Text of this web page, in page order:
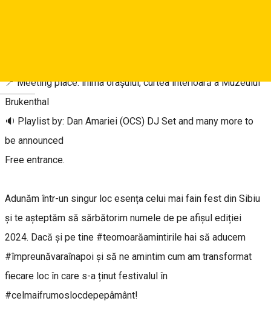
Deutsch
📍 Meeting place: inima orașului, curtea interioară a Muzeului
Brukenthal
🔉 Playlist by: Dan Amariei (OCS) DJ Set and many more to
be announced
Free entrance.
Adunăm într-un singur loc esența celui mai fain fest din Sibiu
și te așteptăm să sărbătorim numele de pe afișul ediției
2024. Dacă și pe tine #teomoarăamintirile hai să aducem
#împreunăvaraînapoi și să ne amintim cum am transformat
fiecare loc în care s-a ținut festivalul în
#celmaifrumoslocdepepâmânt!